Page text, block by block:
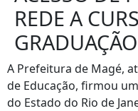
REDE A
GRADUAÇÃO
A Prefeitura de Magé,
de Educação, firmou
do Estado do Rio de